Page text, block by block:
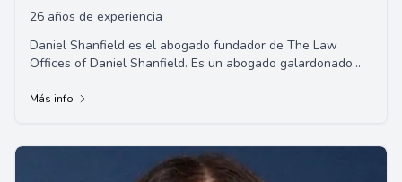
26 años de experiencia
Daniel Shanfield es el abogado fundador de The Law
Offices of Daniel Shanfield. Es un abogado galardonado
Más info